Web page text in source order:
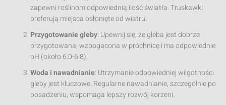
zapewni roślinom odpowiednią ilość światła. Truskawki
preferują miejsca osłonięte od wiatru.
Przygotowanie gleby: Upewnij się, że gleba jest dobrze
przygotowana, wzbogacona w próchnicę i ma odpowiednie
pH (około 6.0-6.8).
Woda i nawadnianie: Utrzymanie odpowiedniej wilgotności
gleby jest kluczowe. Regularne nawadnianie, szczególnie po
posadzeniu, wspomaga lepszy rozwój korzeni.